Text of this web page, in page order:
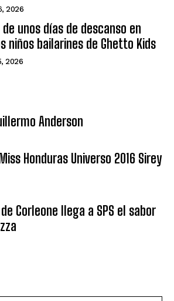
2026
unos días de descanso en
niños bailarines de Ghetto Kids
2026
Anderson
Honduras Universo 2016 Sirey
Corleone llega a SPS el sabor